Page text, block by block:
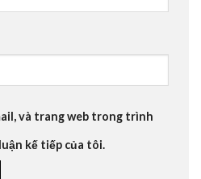
và trang web trong trình
kế tiếp của tôi.